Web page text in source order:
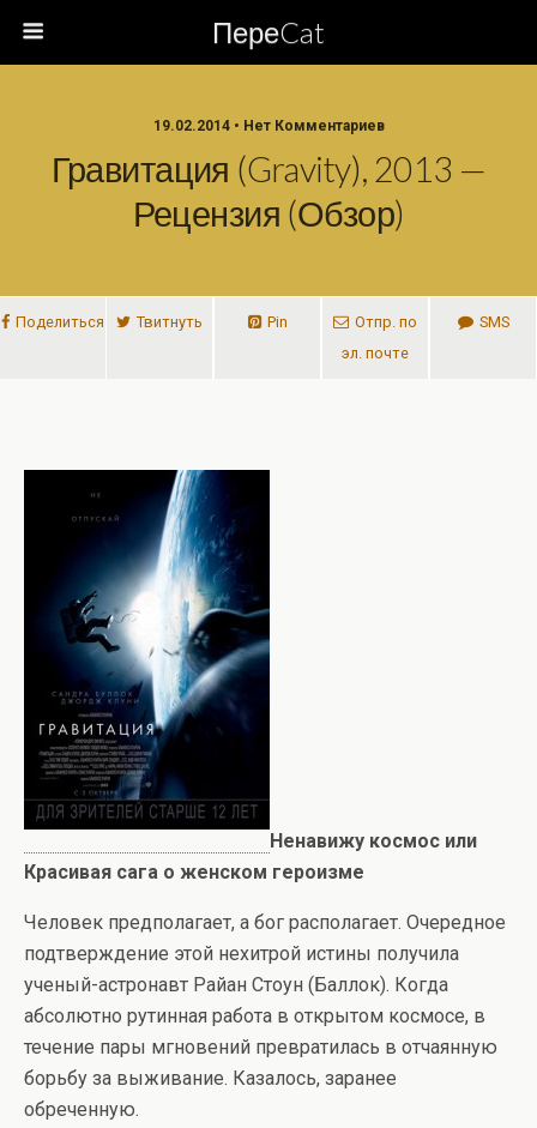
ПереCat
19.02.2014 • Нет Комментариев
Гравитация (Gravity), 2013 —
Рецензия (обзор)
Поделиться Твитнуть Pin
Отпр. по
эл. почте
SMS
Ненавижу космос или
Красивая сага о женском героизме
Человек предполагает, а бог располагает. Очередное
подтверждение этой нехитрой истины получила
ученый-астронавт Райан Стоун (Баллок). Когда
абсолютно рутинная работа в открытом космосе, в
течение пары мгновений превратилась в отчаянную
борьбу за выживание. Казалось, заранее
обреченную.